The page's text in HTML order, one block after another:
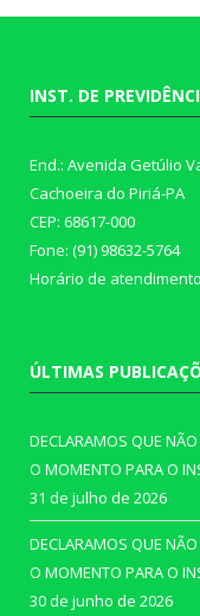
INST. DE
End.: Avenida Getúlio
Cachoeira do Piriá-PA
CEP: 68617-000
Fone: (91) 98632-5764
Horário de
ÚLTIMAS
DECLARAMOS QUE
O MOMENTO PARA O
31 de julho de 2026
DECLARAMOS QUE
O MOMENTO PARA O
30 de junho de 2026